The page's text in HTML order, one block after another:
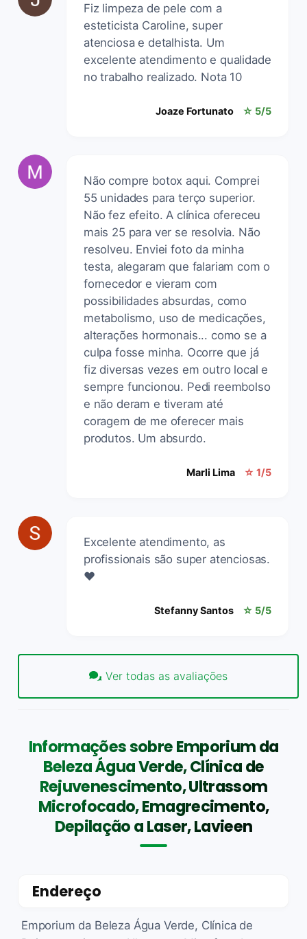
Fiz limpeza de pele com a
esteticista Caroline, super
atenciosa e detalhista. Um
excelente atendimento e qualidade
no trabalho realizado. Nota 10
Joaze Fortunato ☆ 5/5
Não compre botox aqui. Comprei
55 unidades para terço superior.
Não fez efeito. A clínica ofereceu
mais 25 para ver se resolvia. Não
resolveu. Enviei foto da minha
testa, alegaram que falariam com o
fornecedor e vieram com
possibilidades absurdas, como
metabolismo, uso de medicações,
alterações hormonais... como se a
culpa fosse minha. Ocorre que já
fiz diversas vezes em outro local e
sempre funcionou. Pedi reembolso
e não deram e tiveram até
coragem de me oferecer mais
produtos. Um absurdo.
Marli Lima ☆ 1/5
Excelente atendimento, as
profissionais são super atenciosas.
❤️
Stefanny Santos ☆ 5/5
Ver todas as avaliações
Informações sobre Emporium da
Beleza Água Verde, Clínica de
Rejuvenescimento, Ultrassom
Microfocado, Emagrecimento,
Depilação a Laser, Lavieen
Endereço
Emporium da Beleza Água Verde, Clínica de